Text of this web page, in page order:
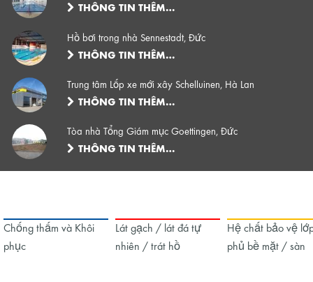
THÔNG TIN THÊM…
Hồ bơi trong nhà Sennestadt, Đức
THÔNG TIN THÊM…
Trung tâm Lốp xe mới xây Schelluinen, Hà Lan
THÔNG TIN THÊM…
Tòa nhà Tổng Giám mục Goettingen, Đức
THÔNG TIN THÊM…
Chống thấm và Khôi
phục
Lát gạch / lát đá tự
nhiên / trát hồ
Hệ chất bảo vệ
phủ bề mặt / sàn